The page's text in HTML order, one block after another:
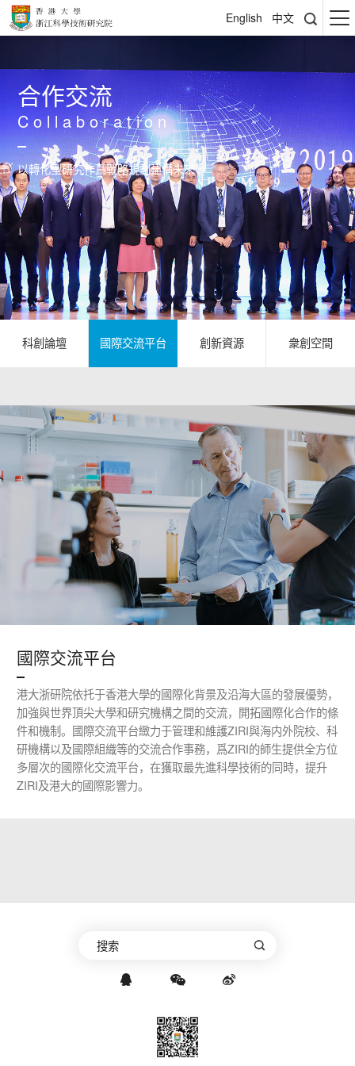
English 中文
合作交流
Collaboration
以轉化型研究作爲戰略規劃建構未來
科創論壇 國際交流平台 創新資源 衆創空間
國際交流平台
港大浙研院依托于香港大學的國際化背景及沿海大區的發展優勢，
加強與世界頂尖大學和研究機構之間的交流，開拓國際化合作的條
件和機制。國際交流平台緻力于管理和維護ZIRI與海内外院校、科
研機構以及國際組織等的交流合作事務，爲ZIRI的師生提供全方位
多層次的國際化交流平台，在獲取最先進科學技術的同時，提升
ZIRI及港大的國際影響力。